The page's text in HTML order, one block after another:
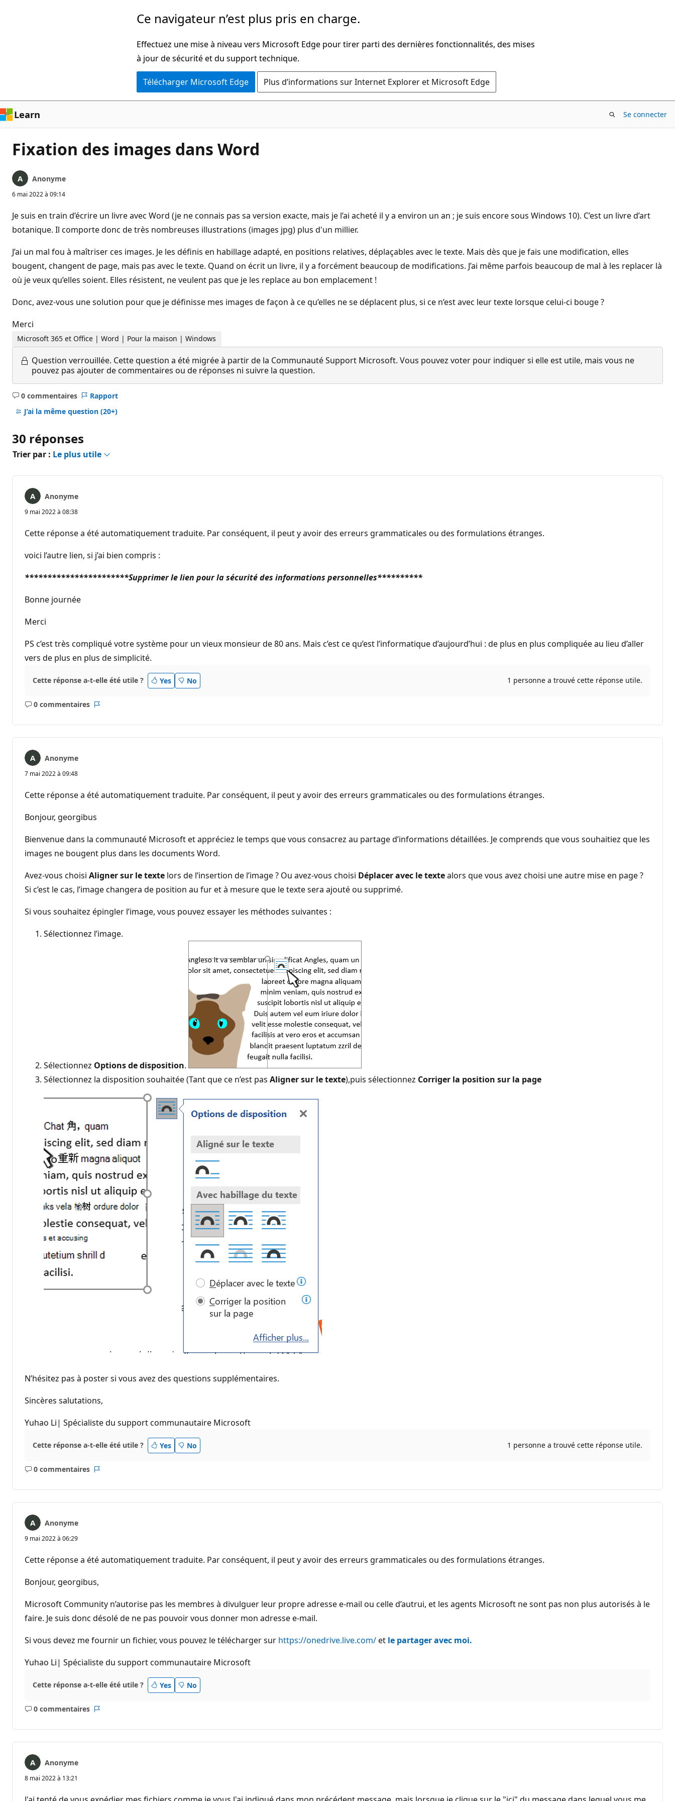
Ce navigateur n’est plus pris en charge.
Effectuez une mise à niveau vers Microsoft Edge pour tirer parti des dernières fonctionnalités, des mises
à jour de sécurité et du support technique.
Télécharger Microsoft Edge Plus d’informations sur Internet Explorer et Microsoft Edge
Learn Se connecter
Fixation des images dans Word
Anonyme
6 mai 2022 à 09:14
Je suis en train d’écrire un livre avec Word (je ne connais pas sa version exacte, mais je l’ai acheté il y a environ un an ; je suis encore sous Windows 10). C’est un livre d’art
botanique. Il comporte donc de très nombreuses illustrations (images jpg) plus d'un millier.
J’ai un mal fou à maîtriser ces images. Je les définis en habillage adapté, en positions relatives, déplaçables avec le texte. Mais dès que je fais une modification, elles
bougent, changent de page, mais pas avec le texte. Quand on écrit un livre, il y a forcément beaucoup de modifications. J’ai même parfois beaucoup de mal à les replacer là
où je veux qu’elles soient. Elles résistent, ne veulent pas que je les replace au bon emplacement !
Donc, avez-vous une solution pour que je définisse mes images de façon à ce qu’elles ne se déplacent plus, si ce n’est avec leur texte lorsque celui-ci bouge ?
Merci
Microsoft 365 et Office | Word | Pour la maison | Windows
Question verrouillée. Cette question a été migrée à partir de la Communauté Support Microsoft. Vous pouvez voter pour indiquer si elle est utile, mais vous ne
pouvez pas ajouter de commentaires ou de réponses ni suivre la question.
0 commentaires
Aucun
commentaire
Rapport
J’ai la même question (20+)
30 réponses
Trier par : Le plus utile
Anonyme
9 mai 2022 à 08:38
Cette réponse a été automatiquement traduite. Par conséquent, il peut y avoir des erreurs grammaticales ou des formulations étranges.
voici l’autre lien, si j’ai bien compris :
***********************Supprimer le lien pour la sécurité des informations personnelles**********
Bonne journée
Merci
PS c’est très compliqué votre système pour un vieux monsieur de 80 ans. Mais c’est ce qu’est l’informatique d’aujourd’hui : de plus en plus compliquée au lieu d’aller
vers de plus en plus de simplicité.
Cette réponse a-t-elle été utile ? Yes No 1 personne a trouvé cette réponse utile.
0 commentaires
Aucun
Anonyme
7 mai 2022 à 09:48
Cette réponse a été automatiquement traduite. Par conséquent, il peut y avoir des erreurs grammaticales ou des formulations étranges.
Bonjour, georgibus
Bienvenue dans la communauté Microsoft et appréciez le temps que vous consacrez au partage d’informations détaillées. Je comprends que vous souhaitiez que les
images ne bougent plus dans les documents Word.
Avez-vous choisi Aligner sur le texte lors de l’insertion de l’image ? Ou avez-vous choisi Déplacer avec le textealors que vous avez choisi une autre mise en page ?
Si c’est le cas, l’image changera de position au fur et à mesure que le texte sera ajouté ou supprimé.
Si vous souhaitez épingler l’image, vous pouvez essayer les méthodes suivantes :
Sélectionnez l’image.
Sélectionnez Options de disposition.
Sélectionnez la disposition souhaitée (Tant que ce n’est pas Aligner sur le texte),puis sélectionnez Corriger la position sur la page
N’hésitez pas à poster si vous avez des questions supplémentaires.
Sincères salutations,
Yuhao Li| Spécialiste du support communautaire Microsoft
Cette réponse a-t-elle été utile ? Yes No 1 personne a trouvé cette réponse utile.
0 commentaires
Aucun
Anonyme
9 mai 2022 à 06:29
Cette réponse a été automatiquement traduite. Par conséquent, il peut y avoir des erreurs grammaticales ou des formulations étranges.
Bonjour, georgibus,
Microsoft Community n’autorise pas les membres à divulguer leur propre adresse e-mail ou celle d’autrui, et les agents Microsoft ne sont pas non plus autorisés à le
faire. Je suis donc désolé de ne pas pouvoir vous donner mon adresse e-mail.
Si vous devez me fournir un fichier, vous pouvez le télécharger sur https://onedrive.live.com/et le partager avec moi.
Yuhao Li| Spécialiste du support communautaire Microsoft
Cette réponse a-t-elle été utile ? Yes No
0 commentaires
Aucun
Anonyme
8 mai 2022 à 13:21